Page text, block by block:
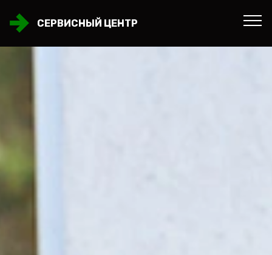
СЕРВИСНЫЙ ЦЕНТР